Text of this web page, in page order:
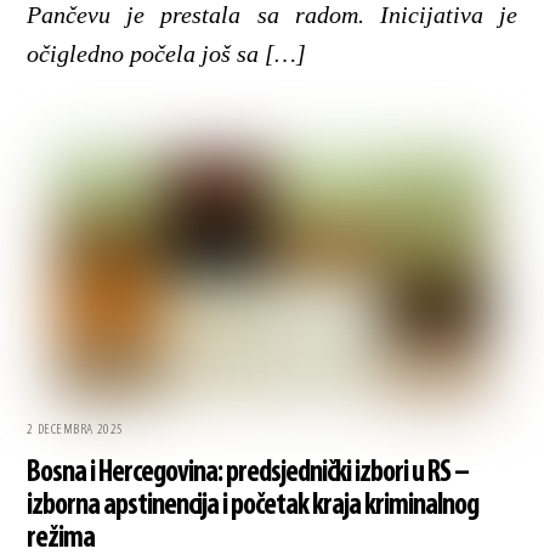
Pančevu je prestala sa radom. Inicijativa je
očigledno počela još sa […]
2 DECEMBRA 2025
Bosna i Hercegovina: predsjednički izbori u RS –
izborna apstinencija i početak kraja kriminalnog
režima